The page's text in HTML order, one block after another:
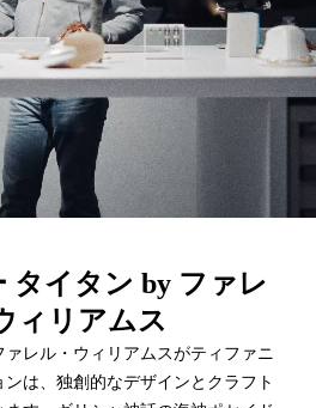
タイタン by ファレ
ィリアムス
レル・ウィリアムスがティファニ
ンは、独創的なデザインとクラフト